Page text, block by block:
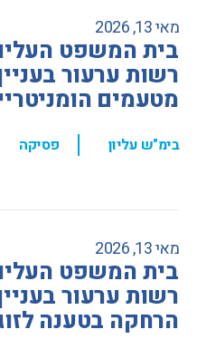
מאי 13, 2026
בית המשפט
רשות ערעור
מטעמים
בימ"ש עליון , פסיקה
מאי 13, 2026
בית המשפט
רשות ערעור
הרחקה בטענה